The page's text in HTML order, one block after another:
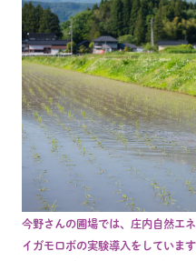
今野さんの圃場では、庄内自然エ
イガモロボの実験導入をしていま